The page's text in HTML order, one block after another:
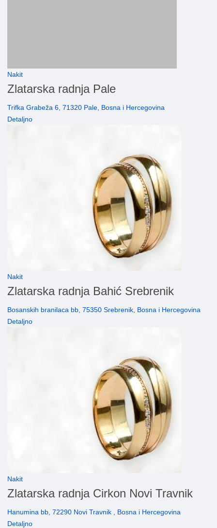
Nakit
Zlatarska radnja Pale
Trifka Grabeža 6, 71320 Pale, Bosna i Hercegovina
Detaljno
Nakit
Zlatarska radnja Bahić Srebrenik
Bosanskih branilaca bb, 75350 Srebrenik, Bosna i Hercegovina
Detaljno
Nakit
Zlatarska radnja Cirkon Novi Travnik
Hanumina bb, 72290 Novi Travnik , Bosna i Hercegovina
Detaljno